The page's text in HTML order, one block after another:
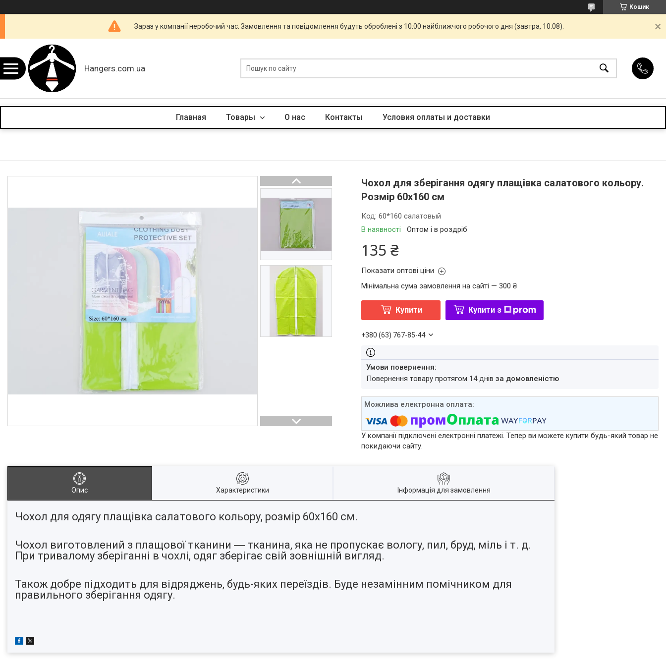
Кошик
Зараз у компанії неробочий час. Замовлення та повідомлення будуть оброблені з 10:00 найближчого робочого дня (завтра, 10.08).
Hangers.com.ua
Главная Товары О нас Контакты Условия оплаты и доставки
Чохол для зберігання одягу плащівка салатового кольору.
Розмір 60х160 см
В наявності Оптом і в роздріб
Код:60*160 салатовый
135 ₴
Показати оптові ціни
Мінімальна сума замовлення на сайті — 300 ₴
Купити Купити з
+380 (63) 767-85-44
повернення товару протягом 14 днівза домовленістю
У компанії підключені електронні платежі. Тепер ви можете купити будь-який товар не
покидаючи сайту.
Опис Характеристики Інформація для замовлення
Чохол для одягу плащівка салатового кольору, розмір 60х160 см.
Чохол виготовлений з плащової тканини ― тканина, яка не пропускає вологу, пил, бруд, міль і т. д.
При тривалому зберіганні в чохлі, одяг зберігає свій зовнішній вигляд.
Також добре підходить для відряджень, будь-яких переїздів. Буде незамінним помічником для
правильного зберігання одягу.